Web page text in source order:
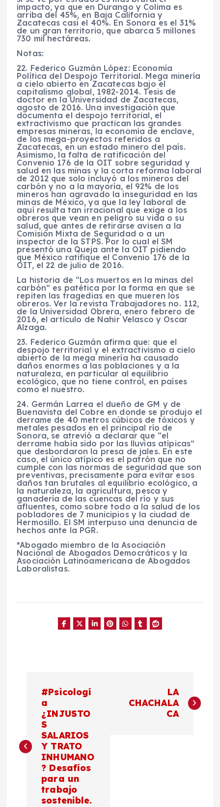
impacto, ya que en Durango y Colima es
arriba del 45%, en Baja California y
Zacatecas casi el 40%. En Sonora es el 31%
de un gran territorio, que abarca 5 millones
730 mil hectáreas.
Notas:
22. Federico Guzmán López: Economía
Política del Despojo Territorial. Mega minería
a cielo abierto en Zacatecas bajo el
capitalismo global, 1982-2014. Tesis de
doctor en la Universidad de Zacatecas,
agosto de 2016. Una investigación que
documenta el despojo territorial, el
extractivismo que practican las grandes
empresas mineras, la economía de enclave,
de los mega-proyectos referidos a
Zacatecas, en un estado minero del país.
Asimismo, la falta de ratificación del
Convenio 176 de la OIT sobre seguridad y
salud en las minas y la corta reforma laboral
de 2012 que solo incluyó a los mineros del
carbón y no a la mayoría, el 92% de los
mineros han agravado la inseguridad en las
minas de México, ya que la ley laboral de
aquí resulta tan irracional que exige a los
obreros que vean en peligro su vida o su
salud, que antes de retirarse avisen a la
Comisión Mixta de Seguridad o a un
inspector de la STPS. Por lo cual el SM
presentó una Queja ante la OIT pidiendo
que México ratifique el Convenio 176 de la
OIT, el 22 de julio de 2016.
La historia de “Los muertos en la minas del
carbón” es patética por la forma en que se
repiten las tragedias en que mueren los
obreros. Ver la revista Trabajadores no. 112,
de la Universidad Obrera, enero febrero de
2016, el artículo de Nahir Velasco y Oscar
Alzaga.
23. Federico Guzmán afirma que: que el
despojo territorial y el extractivismo a cielo
abierto de la mega minería ha causado
daños enormes a las poblaciones y a la
naturaleza, en particular al equilibrio
ecológico, que no tiene control, en países
como el nuestro.
24. Germán Larrea el dueño de GM y de
Buenavista del Cobre en donde se produjo el
derrame de 40 metros cúbicos de tóxicos y
metales pesados en el principal río de
Sonora, se atrevió a declarar que “el
derrame había sido por las lluvias atípicas”
que desbordaron la presa de jales. En este
caso, el único atípico es el patrón que no
cumple con las normas de seguridad que son
preventivas, precisamente para evitar esos
daños tan brutales al equilibrio ecológico, a
la naturaleza, la agricultura, pesca y
ganadería de las cuencas del río y sus
afluentes, como sobre todo a la salud de los
pobladores de 7 municipios y la ciudad de
Hermosillo. El SM interpuso una denuncia de
hechos ante la PGR.
*Abogado miembro de la Asociación
Nacional de Abogados Democráticos y la
Asociación Latinoamericana de Abogados
Laboralistas.
e
#Psicologí
a
¿INJUSTO
S
SALARIOS
Y TRATO
INHUMANO
? Desafíos
para un
trabajo
sostenible.
LA
CHACHALA
CA